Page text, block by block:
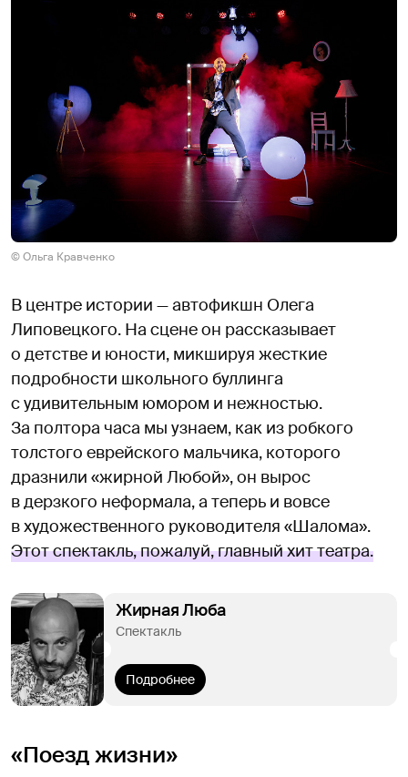
© Ольга Кравченко
В центре истории — автофикшн Олега
Липовецкого. На сцене он рассказывает
о детстве и юности, микшируя жесткие
подробности школьного буллинга
с удивительным юмором и нежностью.
За полтора часа мы узнаем, как из робкого
толстого еврейского мальчика, которого
дразнили «жирной Любой», он вырос
в дерзкого неформала, а теперь и вовсе
в художественного руководителя «Шалома».
Этот спектакль, пожалуй, главный хит театра.
Жирная Люба
Спектакль
Подробнее
«Поезд жизни»